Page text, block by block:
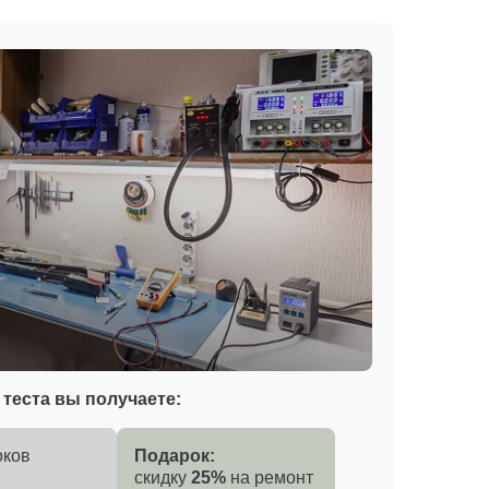
вы получаете:
Подарок:
скидку 25% на ремонт